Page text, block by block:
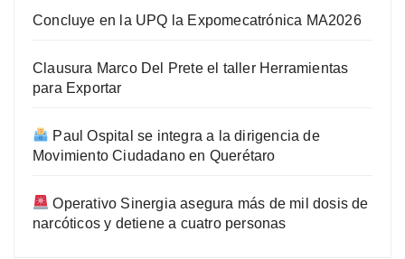
Concluye en la UPQ la Expomecatrónica MA2026
Clausura Marco Del Prete el taller Herramientas
para Exportar
Paul Ospital se integra a la dirigencia de
Movimiento Ciudadano en Querétaro
Operativo Sinergia asegura más de mil dosis de
narcóticos y detiene a cuatro personas